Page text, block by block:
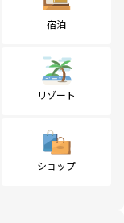
宿泊
リゾート
ショップ